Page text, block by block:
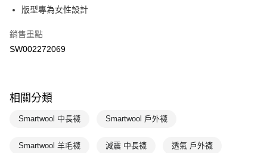
版型專為女性設計
銷售重點
SW002272069
相關分類
Smartwool 中長襪 Smartwool 戶外襪
Smartwool 羊毛襪 減震 中長襪 透氣 戶外襪